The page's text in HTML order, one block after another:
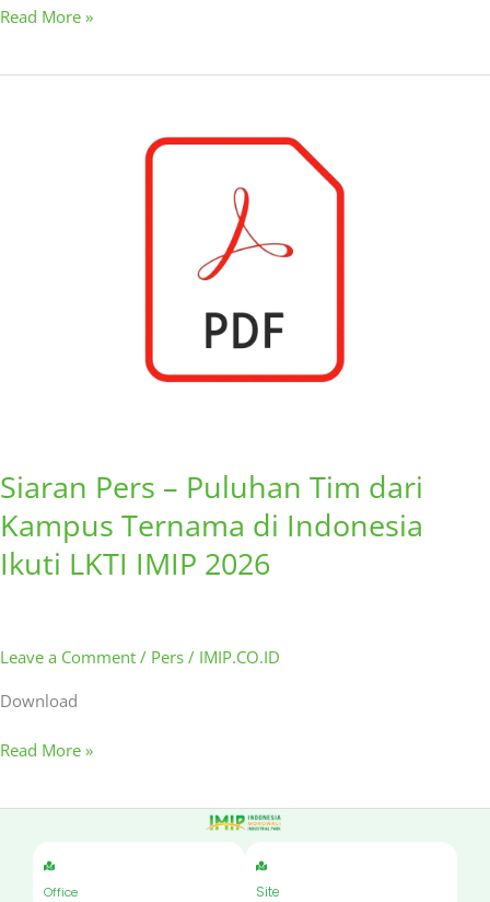
Read More »
Siaran Pers – Puluhan Tim dari
Kampus Ternama di Indonesia
Ikuti LKTI IMIP 2026
Leave a Comment / Pers / IMIP.CO.ID
Download
Read More »
Office Site